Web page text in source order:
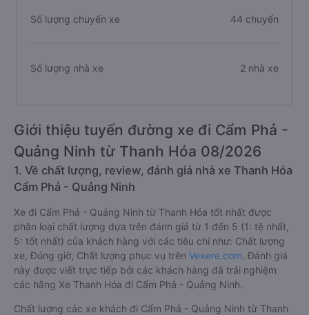
Số lượng chuyến xe 44 chuyến
Số lượng nhà xe 2 nhà xe
Giới thiệu tuyến đường xe đi Cẩm Phả -
Quảng Ninh từ Thanh Hóa 08/2026
1. Về chất lượng, review, đánh giá nhà xe Thanh Hóa
Cẩm Phả - Quảng Ninh
Xe đi Cẩm Phả - Quảng Ninh từ Thanh Hóa tốt nhất được
phân loại chất lượng dựa trên đánh giá từ 1 đến 5 (1: tệ nhất,
5: tốt nhất) của khách hàng với các tiêu chí như: Chất lượng
xe, Đúng giờ, Chất lượng phục vụ trên Vexere.com. Đánh giá
này được viết trực tiếp bởi các khách hàng đã trải nghiệm
các hãng Xe Thanh Hóa đi Cẩm Phả - Quảng Ninh.
Chất lượng các xe khách đi Cẩm Phả - Quảng Ninh từ Thanh